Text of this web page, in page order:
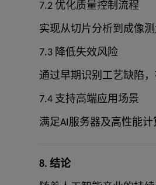
7.2 优化质量控制流程
实现从切片分析到成像
7.3 降低失效风险
通过早期识别工艺缺陷
7.4 支持高端应用场景
满足AI服务器及高性能计
8. 结论